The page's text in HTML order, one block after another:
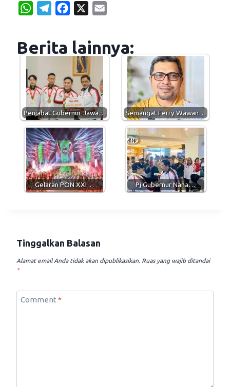
W
t
A
p
p
e
r
a
m
e
o
o
k
i
Berita lainnya:
Penjabat Gubernur Jawa… Semangat Ferry Wawan…
Gelaran PON XXI… Pj Gubernur Nana…
Tinggalkan Balasan
Alamat email Anda tidak akan dipublikasikan. Ruas yang wajib ditandai
*
Comment *